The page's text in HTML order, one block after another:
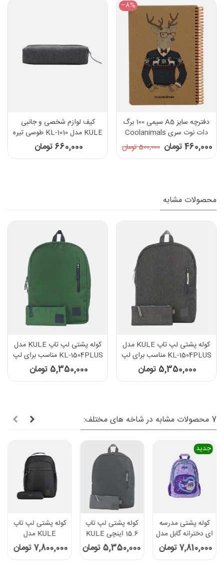
‎−8%
دفترچه سایز A5 سیمی 100 برگ
دات نوت سری Coolanimals
طرح گوزن جنتلمن460,000 تومان 500,000 تومان
کیف لوازم شخصی و جانبی
KULE مدل KL-1010 طوسی تیره
660,000 تومان
محصولات مشابه
کوله پشتی لپ تاپ KULE مدل
KL-1504PLUS مناسب برای لپ
تاپ 15.6 اینچی - رنگ زغالی5,350,000 تومان
کوله پشتی لپ تاپ KULE مدل
KL-1504PLUS مناسب برای لپ
تاپ 15.6 اینچی - رنگ سبز
5,350,000 تومان
7 محصولات مشابه در شاخه های مختلف:
جدید
کوله پشتی مدرسه
ای دخترانه گابل مدل
236040 Funny
7,810,000 تومان
کوله پشتی لپ تاپ
15.6 اینچی KULE
مدل KL-
1504PLUS -رنگ 5,350,000 تومان
کوله پشتی لپ تاپ
KULE مدل
KL1501B مناسب
برای لپ تاپ 15.6 7,800,000 تومان